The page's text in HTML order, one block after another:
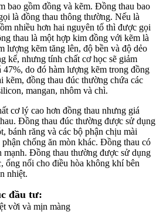
bao gồm đồng và kẽm. Đồng thau bao
là đồng thau thông thường. Nếu là
nhiều hơn hai nguyên tố thì được gọi
thau là một hợp kim đồng với kẽm là
lượng kẽm tăng lên, độ bền và độ dẻo
kể, nhưng tính chất cơ học sẽ giảm
47%, do đó hàm lượng kẽm trong đồng
kẽm, đồng thau đúc thường chứa các
mangan, nhôm và chì.
cơ lý cao hơn đồng thau nhưng giá
Đồng thau đúc thường được sử dụng
bánh răng và các bộ phận chịu mài
chống ăn mòn khác. Đồng thau có
mạnh. Đồng thau thường được sử dụng
ống nối cho điều hòa không khí bên
nhiệt.
đầu tư:
vời và mịn màng